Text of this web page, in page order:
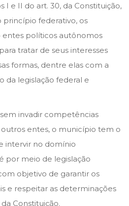
I e II do art. 30, da Constituição,
federativo, os
entes políticos autônomos
tratar de seus interesses
formas, dentre elas com a
da legislação federal e
invadir competências
entes, o município tem o
intervir no domínio
por meio de legislação
objetivo de garantir os
e respeitar as determinações
Constituição.